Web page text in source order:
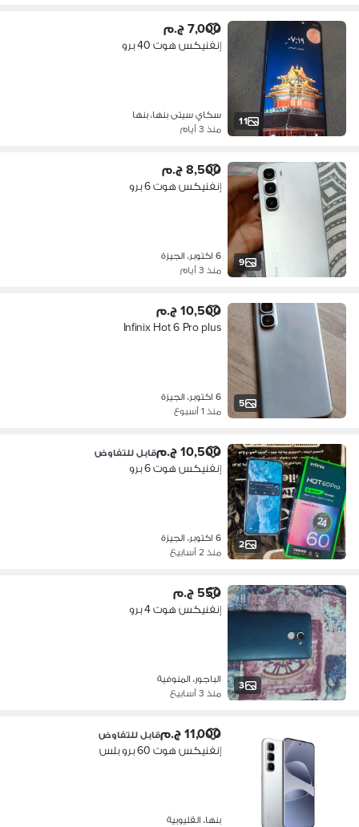
11
7,000 ج.م
إنفنيكس هوت 40 برو
سكاي سيتى بنها، بنها
منذ 3 أيام
9
8,500 ج.م
إنفنيكس هوت 6 برو
6 اكتوبر، الجيزة
منذ 3 أيام
5
10,500 ج.م
Infinix Hot 6 Pro plus
6 اكتوبر، الجيزة
منذ 1 أسبوع
2
10,500 ج.م قابل للتفاوض
إنفنيكس هوت 6 برو
6 اكتوبر، الجيزة
منذ 2 أسابيع
3
550 ج.م
إنفنيكس هوت 4 برو
الباجور، المنوفية
منذ 3 أسابيع
11,000 ج.م قابل للتفاوض
إنفنيكس هوت 60 برو بلس
بنها، القليوبية